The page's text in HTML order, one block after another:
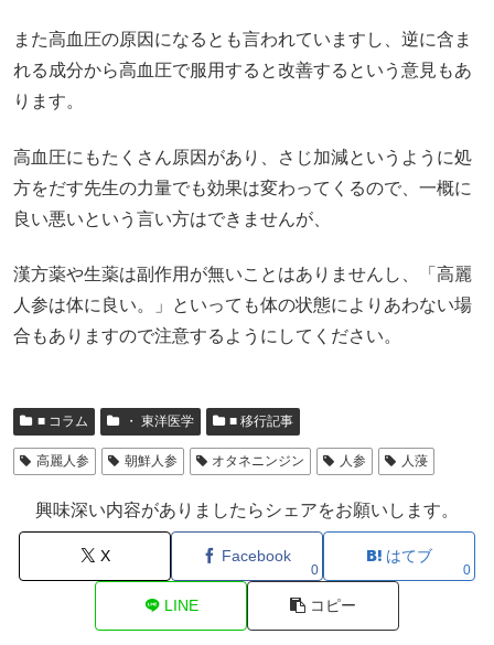
また高血圧の原因になるとも言われていますし、逆に含ま
れる成分から高血圧で服用すると改善するという意見もあ
ります。
高血圧にもたくさん原因があり、さじ加減というように処
方をだす先生の力量でも効果は変わってくるので、一概に
良い悪いという言い方はできませんが、
漢方薬や生薬は副作用が無いことはありませんし、「高麗
人参は体に良い。」といっても体の状態によりあわない場
合もありますので注意するようにしてください。
■ コラム ・ 東洋医学 ■ 移行記事
高麗人参 朝鮮人参 オタネニンジン 人参 人蓡
興味深い内容がありましたらシェアをお願いします。
X Facebook
0
はてブ
0
LINE コピー